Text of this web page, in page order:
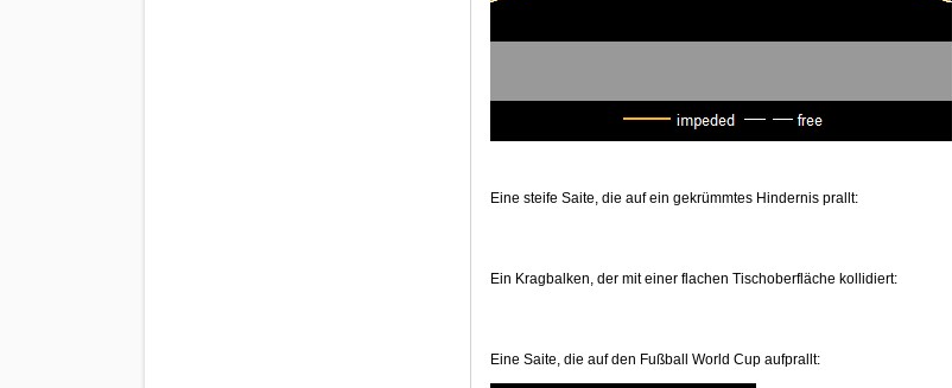
Eine steife Saite, die auf ein gekrümmtes Hindernis prallt:
Ein Kragbalken, der mit einer flachen Tischoberfläche kollidiert:
Eine Saite, die auf den Fußball World Cup aufprallt: